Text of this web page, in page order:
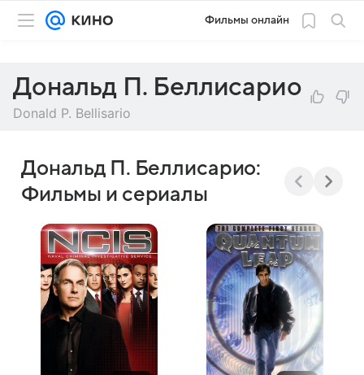
Фильмы онлайн
Дональд П. Беллисарио
Donald P. Bellisario
Дональд П. Беллисарио:
Фильмы и сериалы